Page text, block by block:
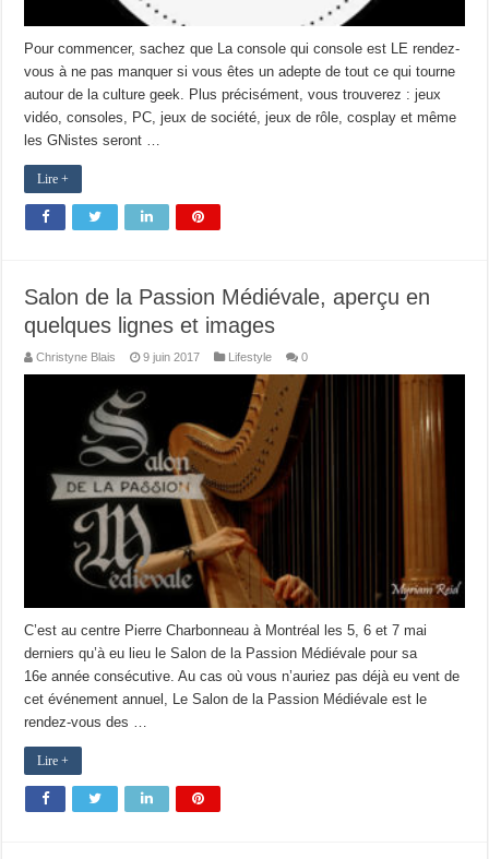
Pour commencer, sachez que La console qui console est LE rendez-
vous à ne pas manquer si vous êtes un adepte de tout ce qui tourne
autour de la culture geek. Plus précisément, vous trouverez : jeux
vidéo, consoles, PC, jeux de société, jeux de rôle, cosplay et même
les GNistes seront …
Lire +
Salon de la Passion Médiévale, aperçu en
quelques lignes et images
Christyne Blais 9 juin 2017 Lifestyle 0
C’est au centre Pierre Charbonneau à Montréal les 5, 6 et 7 mai
derniers qu’à eu lieu le Salon de la Passion Médiévale pour sa
16e année consécutive. Au cas où vous n’auriez pas déjà eu vent de
cet événement annuel, Le Salon de la Passion Médiévale est le
rendez-vous des …
Lire +